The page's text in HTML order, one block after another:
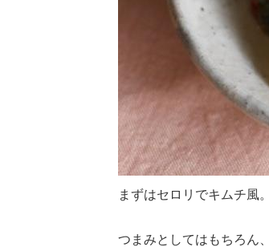
まずはセロリでキムチ風
つまみとしてはもちろん